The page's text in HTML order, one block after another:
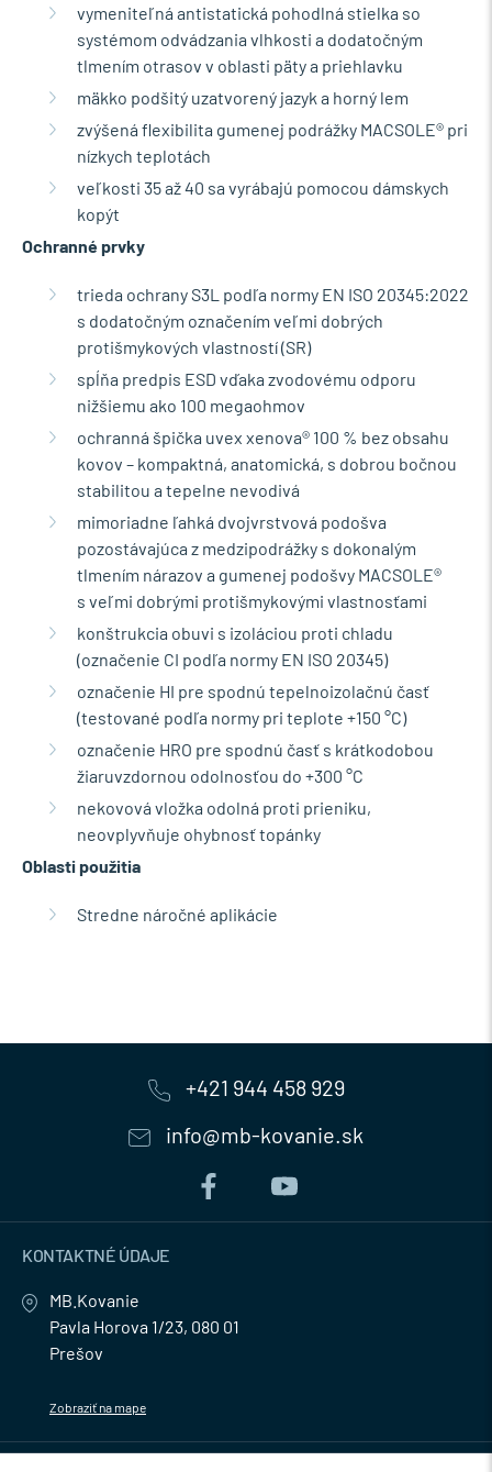
vymeniteľná antistatická pohodlná stielka so
systémom odvádzania vlhkosti a dodatočným
tlmením otrasov v oblasti päty a priehlavku
mäkko podšitý uzatvorený jazyk a horný lem
zvýšená flexibilita gumenej podrážky MACSOLE® pri
nízkych teplotách
veľkosti 35 až 40 sa vyrábajú pomocou dámskych
kopýt
Ochranné prvky
trieda ochrany S3L podľa normy EN ISO 20345:2022
s dodatočným označením veľmi dobrých
protišmykových vlastností (SR)
spĺňa predpis ESD vďaka zvodovému odporu
nižšiemu ako 100 megaohmov
ochranná špička uvex xenova® 100 % bez obsahu
kovov – kompaktná, anatomická, s dobrou bočnou
stabilitou a tepelne nevodivá
mimoriadne ľahká dvojvrstvová podošva
pozostávajúca z medzipodrážky s dokonalým
tlmením nárazov a gumenej podošvy MACSOLE®
s veľmi dobrými protišmykovými vlastnosťami
konštrukcia obuvi s izoláciou proti chladu
(označenie CI podľa normy EN ISO 20345)
označenie HI pre spodnú tepelnoizolačnú časť
(testované podľa normy pri teplote +150 °C)
označenie HRO pre spodnú časť s krátkodobou
žiaruvzdornou odolnosťou do +300 °C
nekovová vložka odolná proti prieniku,
neovplyvňuje ohybnosť topánky
Oblasti použitia
Stredne náročné aplikácie
+421 944 458 929
info@mb-kovanie.sk
KONTAKTNÉ ÚDAJE
MB.Kovanie
Pavla Horova 1/23, 080 01
Prešov
Zobraziť na mape